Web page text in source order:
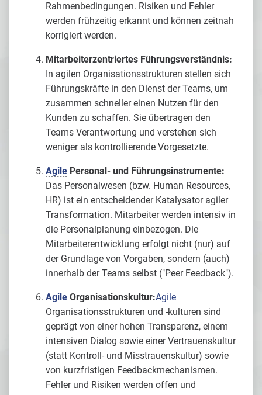
Rahmenbedingungen. Risiken und Fehler
werden frühzeitig erkannt und können zeitnah
korrigiert werden.
Mitarbeiterzentriertes Führungsverständnis:
In agilen Organisationsstrukturen stellen sich
Führungskräfte in den Dienst der Teams, um
zusammen schneller einen Nutzen für den
Kunden zu schaffen. Sie übertragen den
Teams Verantwortung und verstehen sich
weniger als kontrollierende Vorgesetzte.
Agile Personal- und Führungsinstrumente:
Das Personalwesen (bzw. Human Resources,
HR) ist ein entscheidender Katalysator agiler
Transformation. Mitarbeiter werden intensiv in
die Personalplanung einbezogen. Die
Mitarbeiterentwicklung erfolgt nicht (nur) auf
der Grundlage von Vorgaben, sondern (auch)
innerhalb der Teams selbst ("Peer Feedback").
Agile Organisationskultur:Agile
Organisationsstrukturen und -kulturen sind
geprägt von einer hohen Transparenz, einem
intensiven Dialog sowie einer Vertrauenskultur
(statt Kontroll- und Misstrauenskultur) sowie
von kurzfristigen Feedbackmechanismen.
Fehler und Risiken werden offen und